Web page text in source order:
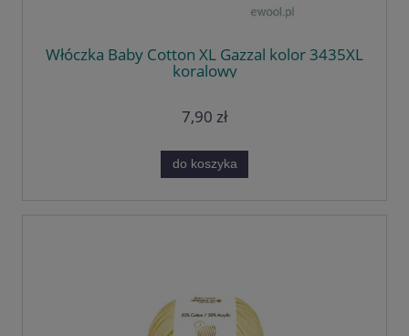
Włóczka Baby Cotton XL Gazzal kolor 3435XL
koralowy
7,90 zł
do koszyka